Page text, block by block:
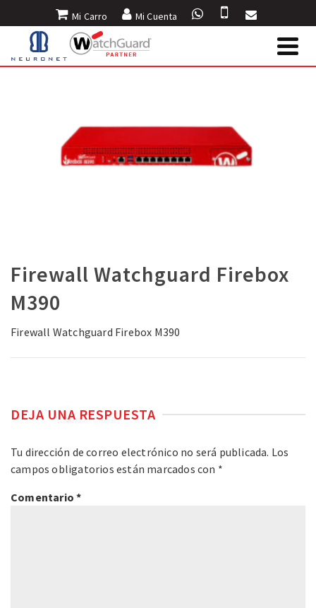
Mi Carro Mi Cuenta
Firewall Watchguard Firebox
M390
Firewall Watchguard Firebox M390
DEJA UNA RESPUESTA
Tu dirección de correo electrónico no será publicada. Los
campos obligatorios están marcados con *
Comentario*